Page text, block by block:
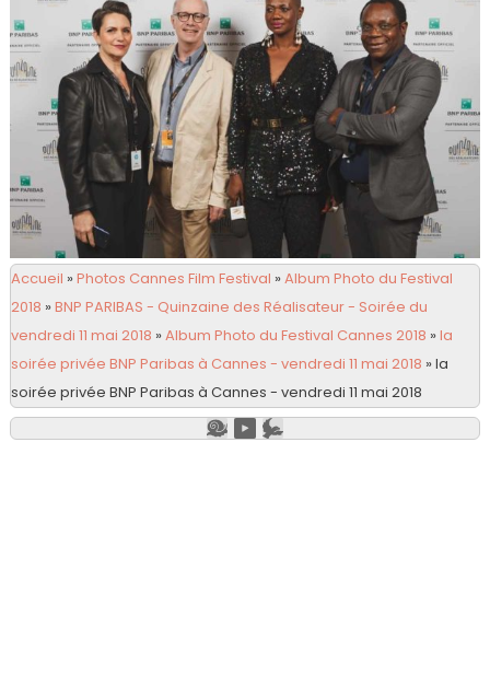
Accueil »Photos Cannes Film Festival »Album Photo du Festival
2018 »BNP PARIBAS - Quinzaine des Réalisateur - Soirée du
vendredi 11 mai 2018 »Album Photo du Festival Cannes 2018 »la
soirée privée BNP Paribas à Cannes - vendredi 11 mai 2018 »la
soirée privée BNP Paribas à Cannes - vendredi 11 mai 2018